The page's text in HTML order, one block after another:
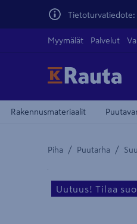
Tietoturvatiedote:
Myymälät Palvelut
Rakennusmateriaalit
Piha / Puutarha /
Yksityiskohtainen
Uutuus! Tilaa